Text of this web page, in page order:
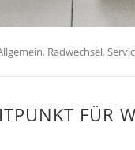
, Radwechsel,
FÜR